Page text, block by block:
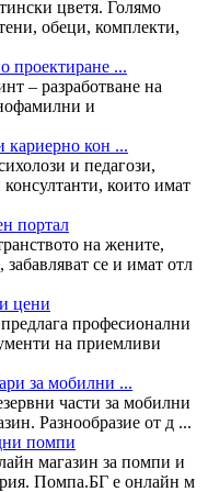
цветя. Голямо
обеци, комплекти,
проектиране ...
– разработване на
и
кариерно кон ...
и педагози,
които имат
портал
на жените,
се и имат отл
цени
професионални
на приемливи
за мобилни ...
части за мобилни
Разнообразие от д ...
помпи
магазин за помпи и
Помпа.БГ е онлайн м